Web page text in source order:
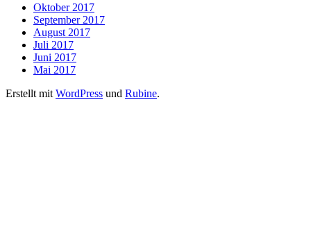
Oktober 2017
September 2017
August 2017
Juli 2017
Juni 2017
Mai 2017
Erstellt mit WordPress und Rubine.